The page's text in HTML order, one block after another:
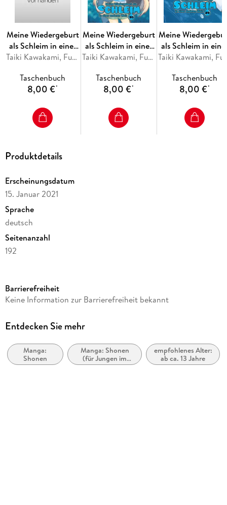
Meine Wiedergeburt
als Schleim in einer
anderen Welt 31Taiki Kawakami, Fuse, Mitz Vah
Taschenbuch
8,00 €*
Meine Wiedergeburt
als Schleim in einer
anderen Welt 30Taiki Kawakami, Fuse, Mitz Vah
Taschenbuch
8,00 €*
Meine
als Schleim in
anderen Welt 29
Taschenbuch
8,00 €*
Produktdetails
Erscheinungsdatum
15. Januar 2021
Sprache
deutsch
Seitenanzahl
192
Reihe
Autor/Autorin
Übersetzung
Anja Truong, Johannes Marschallek
Barrierefreiheit
Keine Information zur Barrierefreiheit bekannt
Entdecken Sie mehr
Manga:
Shonen
Manga: Shonen
(für Jungen im
Teenageralter)
empfohlenes Alter:
ab ca. 13 Jahre